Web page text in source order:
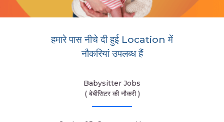
हमारे पास नीचे दी हुई Location में
नौकरियां उपलब्ध हैं
Babysitter Jobs
( बेबीसिटर की नौकरी )